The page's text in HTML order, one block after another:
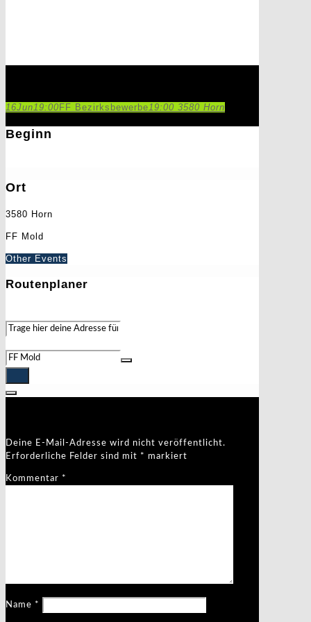
16Jun19:00 FF Bezirksbewerbe19:00 3580 Horn
Beginn
Ort
3580 Horn
FF Mold
Other Events
Routenplaner
Deine E-Mail-Adresse wird nicht veröffentlicht.
Erforderliche Felder sind mit * markiert
Kommentar *
Name *